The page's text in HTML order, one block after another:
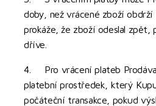
doby, než vrácené zboží
prokáže, že zboží odeslal zpět,
dříve.
4. Pro vrácení plateb
platební prostředek, který
počáteční transakce, pokud